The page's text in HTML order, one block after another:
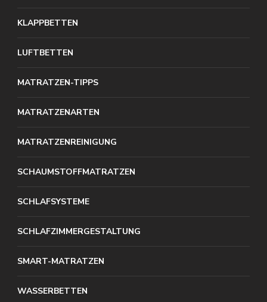
KLAPPBETTEN
LUFTBETTEN
MATRATZEN-TIPPS
MATRATZENARTEN
MATRATZENREINIGUNG
SCHAUMSTOFFMATRATZEN
SCHLAFSYSTEME
SCHLAFZIMMERGESTALTUNG
SMART-MATRATZEN
WASSERBETTEN